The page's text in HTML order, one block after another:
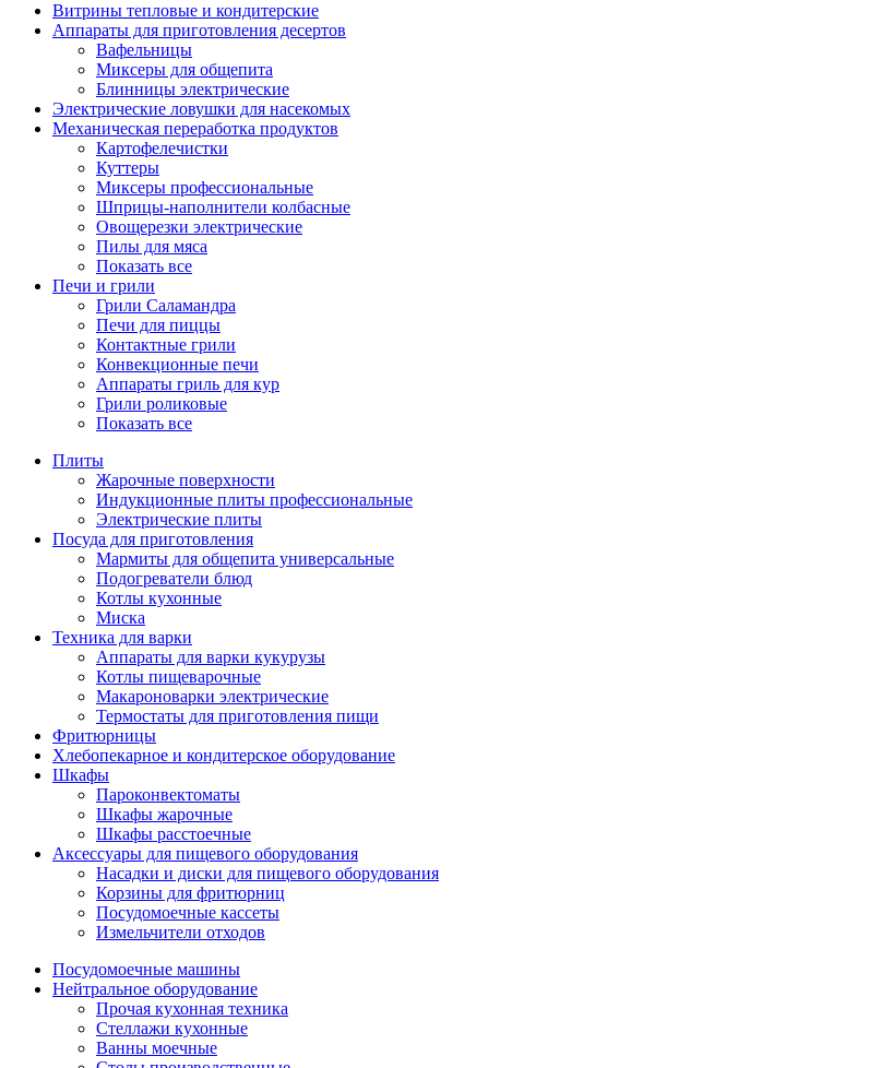
Витрины тепловые и кондитерские
Аппараты для приготовления десертов
Вафельницы
Миксеры для общепита
Блинницы электрические
Электрические ловушки для насекомых
Механическая переработка продуктов
Картофелечистки
Куттеры
Миксеры профессиональные
Шприцы-наполнители колбасные
Овощерезки электрические
Пилы для мяса
Показать все
Печи и грили
Грили Саламандра
Печи для пиццы
Контактные грили
Конвекционные печи
Аппараты гриль для кур
Грили роликовые
Показать все
Плиты
Жарочные поверхности
Индукционные плиты профессиональные
Электрические плиты
Посуда для приготовления
Мармиты для общепита универсальные
Подогреватели блюд
Котлы кухонные
Миска
Техника для варки
Аппараты для варки кукурузы
Котлы пищеварочные
Макароноварки электрические
Термостаты для приготовления пищи
Фритюрницы
Хлебопекарное и кондитерское оборудование
Шкафы
Пароконвектоматы
Шкафы жарочные
Шкафы расстоечные
Аксессуары для пищевого оборудования
Насадки и диски для пищевого оборудования
Корзины для фритюрниц
Посудомоечные кассеты
Измельчители отходов
Посудомоечные машины
Нейтральное оборудование
Прочая кухонная техника
Стеллажи кухонные
Ванны моечные